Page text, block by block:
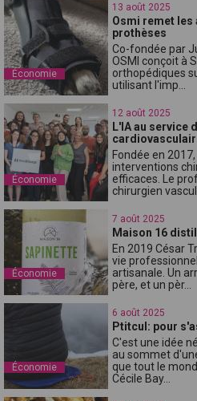
Économie
13 août 2025
Osmi remet les
prothèses
Co-fondée par
OSMI conçoit à
orthopédiques
utilisant l'imp...
Économie
12 août 2025
L'IA au service
Fondée en
interventions
efficaces. Le
chirurgien
Économie
7 août 2025
Maison 16
En 2019 César
vie
artisanale. Un
père, et un pèr...
Économie
6 août 2025
Ptitcul: pour
C'est une idée
au sommet
que tout le
Cécile Bay...